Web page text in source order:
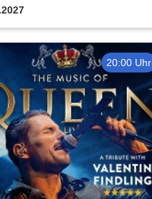
20:00 Uhr